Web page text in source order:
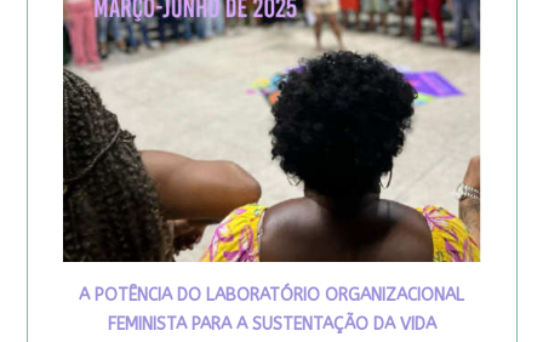
A POTÊNCIA DO LABORATÓRIO ORGANIZACIONAL
FEMINISTA PARA A SUSTENTAÇÃO DA VIDA